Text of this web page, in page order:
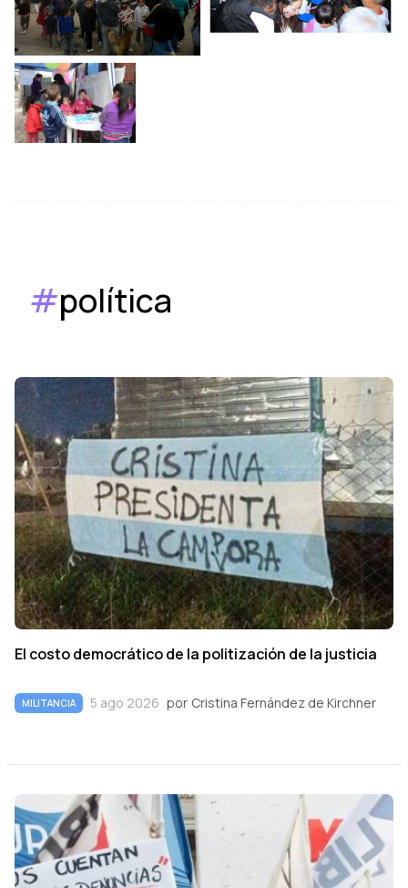
#política
El costo democrático de la politización de la justicia
MILITANCIA 5 ago 2026 por Cristina Fernández de Kirchner